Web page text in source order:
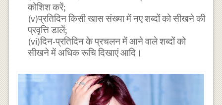
कोशिश करें;
(v)प्रतिदिन किसी खास संख्या में नए शब्दों को सीखने की
प्रवृत्ति डालें;
(vi)दिन-प्रतिदिन के प्रचलन में आने वाले शब्दों को
सीखने में अधिक रूचि दिखाएं आदि।